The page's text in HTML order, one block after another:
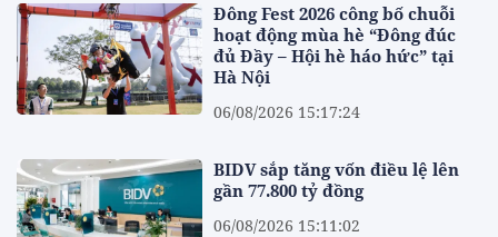
Đông Fest 2026 công bố chuỗi
hoạt động mùa hè “Đông đúc
đủ Đầy – Hội hè háo hức” tại
Hà Nội
06/08/2026 15:17:24
BIDV sắp tăng vốn điều lệ lên
gần 77.800 tỷ đồng
06/08/2026 15:11:02